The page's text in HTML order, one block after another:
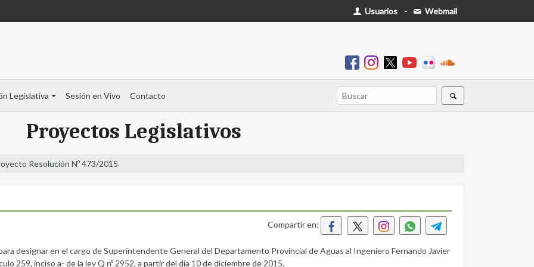
Usuarios - Webmail
Legislativa Sesión en Vivo Contacto
Proyectos Legislativos
Resolución Nº 473/2015
Compartir en:
designar en el cargo de Superintendente General del Departamento Provincial de Aguas al Ingeniero Fernando Javier
259, inciso a- de la ley Q nº 2952, a partir del día 10 de diciembre de 2015.